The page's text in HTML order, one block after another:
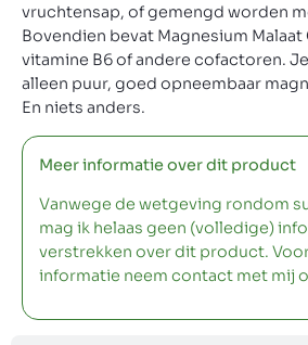
vruchtensap, of gemengd worden
Bovendien bevat Magnesium Malaat
vitamine B6 of andere cofactoren.
alleen puur, goed opneembaar
En niets anders.
Meer informatie over dit product
Vanwege de wetgeving rondom
mag ik helaas geen (volledige)
verstrekken over dit product.
informatie neem contact met mij